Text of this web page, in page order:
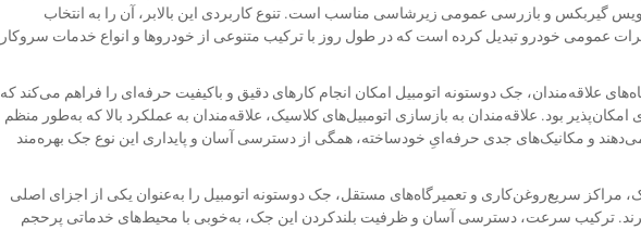
گیربکس و بازرسی عمومی زیرشاسی مناسب است. تنوع کاربردی این بالابر، آن را به انتخاب
عمومی خودرو تبدیل کرده است که در طول روز با ترکیب متنوعی از خودروها و انواع خدمات سروکار
علاقه‌مندان، جک دوستونه اتومبیل امکان انجام کارهای دقیق و باکیفیت حرفه‌ای را فراهم می‌کند که
امکان‌پذیر بود. علاقه‌مندان به بازسازی اتومبیل‌های کلاسیک، علاقه‌مندان به عملکرد بالا که به‌طور منظم
می‌دهند و مکانیک‌های جدی حرفه‌ایِ خودساخته، همگی از دسترسی آسان و پایداری این نوع جک بهره‌مند
مراکز سریع‌روغن‌کاری و تعمیرگاه‌های مستقل، جک دوستونه اتومبیل را به‌عنوان یکی از اجزای اصلی
ترکیب سرعت، دسترسی آسان و ظرفیت بلندکردن این جک، به‌خوبی با محیط‌های خدماتی پرحجم